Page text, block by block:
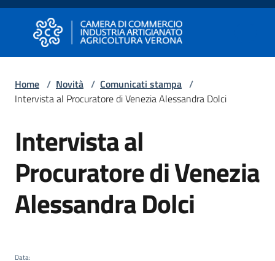
Vai al contenuto
Vai alla navigazione
Vai al footer
Camera di Commercio di Verona
Camera di Commercio di Verona
Avviare
Gestire
Impresa
Home / Novità / Comunicati stampa /
Intervista al Procuratore di Venezia Alessandra Dolci
Salta al contenuto
Intervista al
Procuratore di Venezia
Alessandra Dolci
Data: